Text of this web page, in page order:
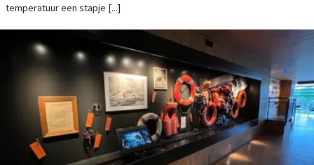
temperatuur een stapje [...]